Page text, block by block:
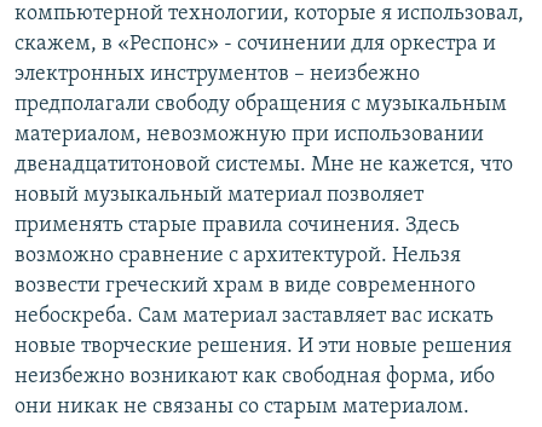
компьютерной технологии, которые я использовал,
скажем, в «Респонс» - сочинении для оркестра и
электронных инструментов – неизбежно
предполагали свободу обращения с музыкальным
материалом, невозможную при использовании
двенадцатитоновой системы. Мне не кажется, что
новый музыкальный материал позволяет
применять старые правила сочинения. Здесь
возможно сравнение с архитектурой. Нельзя
возвести греческий храм в виде современного
небоскреба. Сам материал заставляет вас искать
новые творческие решения. И эти новые решения
неизбежно возникают как свободная форма, ибо
они никак не связаны со старым материалом.